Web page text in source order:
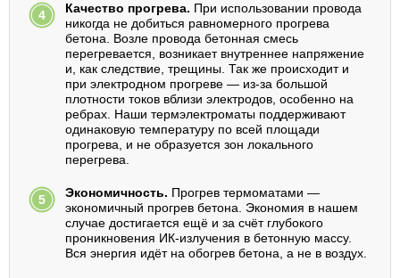
Качество прогрева. При использовании провода
никогда не добиться равномерного прогрева
бетона. Возле провода бетонная смесь
перегревается, возникает внутреннее напряжение
и, как следствие, трещины. Так же происходит и
при электродном прогреве — из-за большой
плотности токов вблизи электродов, особенно на
ребрах. Наши термэлектроматы поддерживают
одинаковую температуру по всей площади
прогрева, и не образуется зон локального
перегрева.
Экономичность. Прогрев термоматами —
экономичный прогрев бетона. Экономия в нашем
случае достигается ещё и за счёт глубокого
проникновения ИК-излучения в бетонную массу.
Вся энергия идёт на обогрев бетона, а не в воздух.